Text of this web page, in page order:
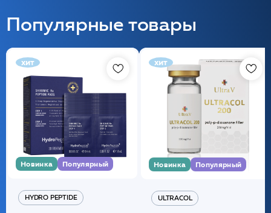
Популярные товары
хит
Новинка Популярный
HYDRO PEPTIDE
хит
Новинка Популярный
ULTRACOL